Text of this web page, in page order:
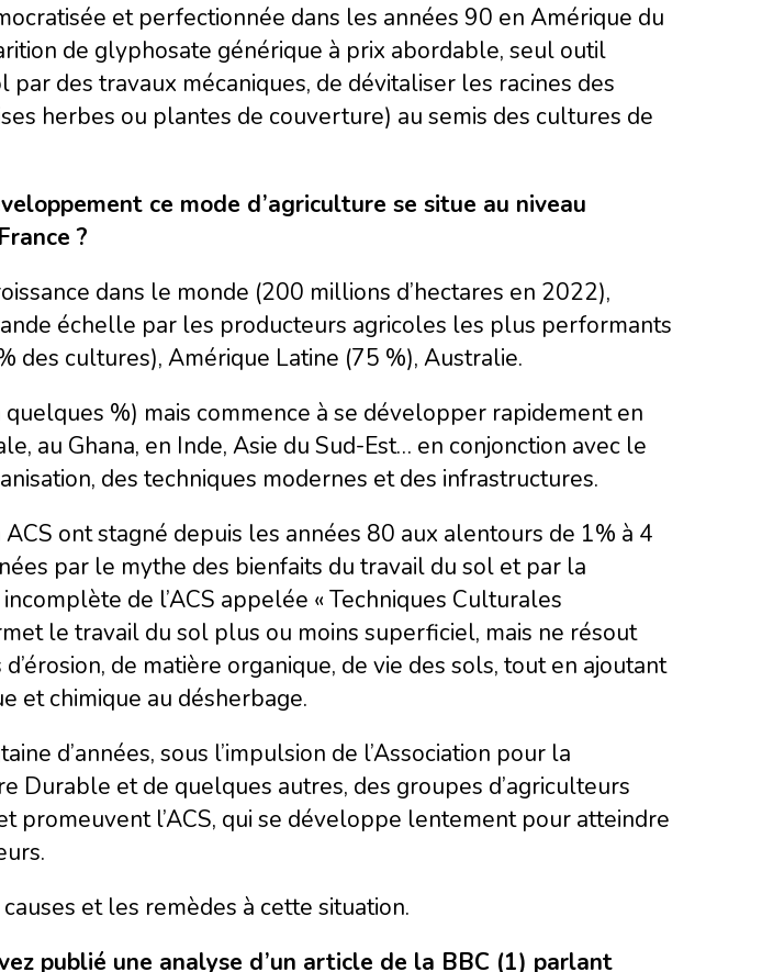
et perfectionnée dans les années 90 en Amérique du
de glyphosate générique à prix abordable, seul outil
par des travaux mécaniques, de dévitaliser les racines des
herbes ou plantes de couverture) au semis des cultures de
ce mode d’agriculture se situe au niveau
?
dans le monde (200 millions d’hectares en 2022),
échelle par les producteurs agricoles les plus performants
des cultures), Amérique Latine (75 %), Australie.
%) mais commence à se développer rapidement en
au Ghana, en Inde, Asie du Sud-Est… en conjonction avec le
des techniques modernes et des infrastructures.
ont stagné depuis les années 80 aux alentours de 1% à 4
par le mythe des bienfaits du travail du sol et par la
de l’ACS appelée « Techniques Culturales
le travail du sol plus ou moins superficiel, mais ne résout
de matière organique, de vie des sols, tout en ajoutant
et chimique au désherbage.
d’années, sous l’impulsion de l’Association pour la
Durable et de quelques autres, des groupes d’agriculteurs
promeuvent l’ACS, qui se développe lentement pour atteindre
et les remèdes à cette situation.
publié une analyse d’un article de la BBC (1) parlant